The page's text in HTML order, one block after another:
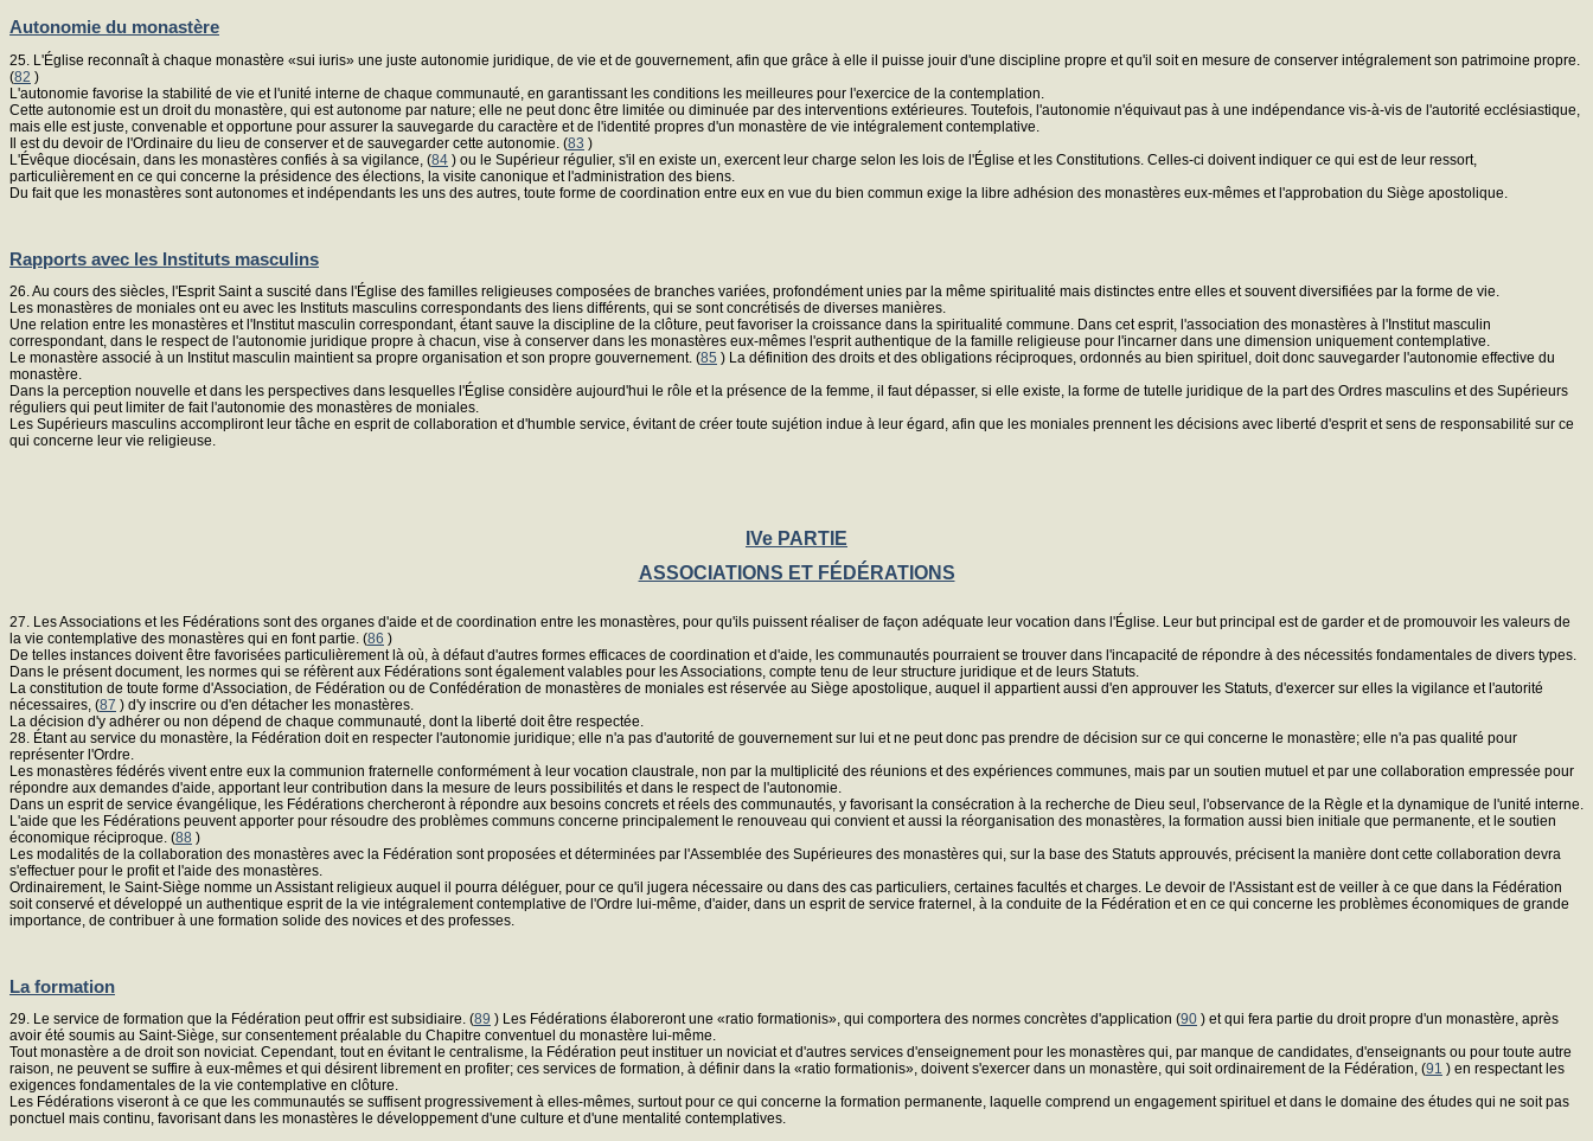
Autonomie du monastère
25. L'Église reconnaît à chaque monastère «sui iuris» une juste autonomie juridique, de vie et de gouvernement, afin que grâce à elle il puisse jouir d'une discipline propre et qu'il soit en mesure de conserver intégralement son patrimoine propre.
(82 )
L'autonomie favorise la stabilité de vie et l'unité interne de chaque communauté, en garantissant les conditions les meilleures pour l'exercice de la contemplation.
Cette autonomie est un droit du monastère, qui est autonome par nature; elle ne peut donc être limitée ou diminuée par des interventions extérieures. Toutefois, l'autonomie n'équivaut pas à une indépendance vis-à-vis de l'autorité ecclésiastique,
mais elle est juste, convenable et opportune pour assurer la sauvegarde du caractère et de l'identité propres d'un monastère de vie intégralement contemplative.
Il est du devoir de l'Ordinaire du lieu de conserver et de sauvegarder cette autonomie. (83 )
L'Évêque diocésain, dans les monastères confiés à sa vigilance, (84 ) ou le Supérieur régulier, s'il en existe un, exercent leur charge selon les lois de l'Église et les Constitutions. Celles-ci doivent indiquer ce qui est de leur ressort,
particulièrement en ce qui concerne la présidence des élections, la visite canonique et l'administration des biens.
Du fait que les monastères sont autonomes et indépendants les uns des autres, toute forme de coordination entre eux en vue du bien commun exige la libre adhésion des monastères eux-mêmes et l'approbation du Siège apostolique.
Rapports avec les Instituts masculins
26. Au cours des siècles, l'Esprit Saint a suscité dans l'Église des familles religieuses composées de branches variées, profondément unies par la même spiritualité mais distinctes entre elles et souvent diversifiées par la forme de vie.
Les monastères de moniales ont eu avec les Instituts masculins correspondants des liens différents, qui se sont concrétisés de diverses manières.
Une relation entre les monastères et l'Institut masculin correspondant, étant sauve la discipline de la clôture, peut favoriser la croissance dans la spiritualité commune. Dans cet esprit, l'association des monastères à l'Institut masculin
correspondant, dans le respect de l'autonomie juridique propre à chacun, vise à conserver dans les monastères eux-mêmes l'esprit authentique de la famille religieuse pour l'incarner dans une dimension uniquement contemplative.
Le monastère associé à un Institut masculin maintient sa propre organisation et son propre gouvernement. (85 ) La définition des droits et des obligations réciproques, ordonnés au bien spirituel, doit donc sauvegarder l'autonomie effective du
monastère.
Dans la perception nouvelle et dans les perspectives dans lesquelles l'Église considère aujourd'hui le rôle et la présence de la femme, il faut dépasser, si elle existe, la forme de tutelle juridique de la part des Ordres masculins et des Supérieurs
réguliers qui peut limiter de fait l'autonomie des monastères de moniales.
Les Supérieurs masculins accompliront leur tâche en esprit de collaboration et d'humble service, évitant de créer toute sujétion indue à leur égard, afin que les moniales prennent les décisions avec liberté d'esprit et sens de responsabilité sur ce
qui concerne leur vie religieuse.
IVe PARTIE
ASSOCIATIONS ET FÉDÉRATIONS
27. Les Associations et les Fédérations sont des organes d'aide et de coordination entre les monastères, pour qu'ils puissent réaliser de façon adéquate leur vocation dans l'Église. Leur but principal est de garder et de promouvoir les valeurs de
la vie contemplative des monastères qui en font partie. (86 )
De telles instances doivent être favorisées particulièrement là où, à défaut d'autres formes efficaces de coordination et d'aide, les communautés pourraient se trouver dans l'incapacité de répondre à des nécessités fondamentales de divers types.
Dans le présent document, les normes qui se réfèrent aux Fédérations sont également valables pour les Associations, compte tenu de leur structure juridique et de leurs Statuts.
La constitution de toute forme d'Association, de Fédération ou de Confédération de monastères de moniales est réservée au Siège apostolique, auquel il appartient aussi d'en approuver les Statuts, d'exercer sur elles la vigilance et l'autorité
nécessaires, (87 ) d'y inscrire ou d'en détacher les monastères.
La décision d'y adhérer ou non dépend de chaque communauté, dont la liberté doit être respectée.
28. Étant au service du monastère, la Fédération doit en respecter l'autonomie juridique; elle n'a pas d'autorité de gouvernement sur lui et ne peut donc pas prendre de décision sur ce qui concerne le monastère; elle n'a pas qualité pour
représenter l'Ordre.
Les monastères fédérés vivent entre eux la communion fraternelle conformément à leur vocation claustrale, non par la multiplicité des réunions et des expériences communes, mais par un soutien mutuel et par une collaboration empressée pour
répondre aux demandes d'aide, apportant leur contribution dans la mesure de leurs possibilités et dans le respect de l'autonomie.
Dans un esprit de service évangélique, les Fédérations chercheront à répondre aux besoins concrets et réels des communautés, y favorisant la consécration à la recherche de Dieu seul, l'observance de la Règle et la dynamique de l'unité interne.
L'aide que les Fédérations peuvent apporter pour résoudre des problèmes communs concerne principalement le renouveau qui convient et aussi la réorganisation des monastères, la formation aussi bien initiale que permanente, et le soutien
économique réciproque. (88 )
Les modalités de la collaboration des monastères avec la Fédération sont proposées et déterminées par l'Assemblée des Supérieures des monastères qui, sur la base des Statuts approuvés, précisent la manière dont cette collaboration devra
s'effectuer pour le profit et l'aide des monastères.
Ordinairement, le Saint-Siège nomme un Assistant religieux auquel il pourra déléguer, pour ce qu'il jugera nécessaire ou dans des cas particuliers, certaines facultés et charges. Le devoir de l'Assistant est de veiller à ce que dans la Fédération
soit conservé et développé un authentique esprit de la vie intégralement contemplative de l'Ordre lui-même, d'aider, dans un esprit de service fraternel, à la conduite de la Fédération et en ce qui concerne les problèmes économiques de grande
importance, de contribuer à une formation solide des novices et des professes.
La formation
29. Le service de formation que la Fédération peut offrir est subsidiaire. (89 ) Les Fédérations élaboreront une «ratio formationis», qui comportera des normes concrètes d'application (90 ) et qui fera partie du droit propre d'un monastère, après
avoir été soumis au Saint-Siège, sur consentement préalable du Chapitre conventuel du monastère lui-même.
Tout monastère a de droit son noviciat. Cependant, tout en évitant le centralisme, la Fédération peut instituer un noviciat et d'autres services d'enseignement pour les monastères qui, par manque de candidates, d'enseignants ou pour toute autre
raison, ne peuvent se suffire à eux-mêmes et qui désirent librement en profiter; ces services de formation, à définir dans la «ratio formationis», doivent s'exercer dans un monastère, qui soit ordinairement de la Fédération, (91 ) en respectant les
exigences fondamentales de la vie contemplative en clôture.
Les Fédérations viseront à ce que les communautés se suffisent progressivement à elles-mêmes, surtout pour ce qui concerne la formation permanente, laquelle comprend un engagement spirituel et dans le domaine des études qui ne soit pas
ponctuel mais continu, favorisant dans les monastères le développement d'une culture et d'une mentalité contemplatives.